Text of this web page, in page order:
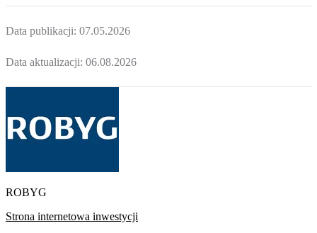
Data publikacji: 07.05.2026
Data aktualizacji: 06.08.2026
ROBYG
Strona internetowa inwestycji